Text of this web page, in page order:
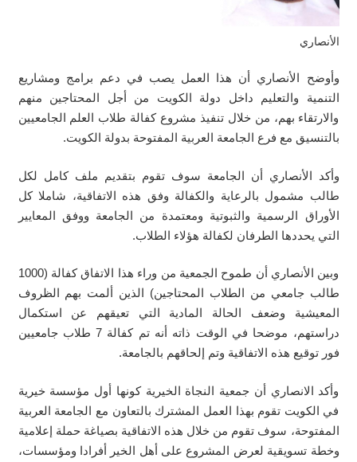
الأنصاري
وأوضح الأنصاري أن هذا العمل يصب في دعم برامج ومشاريع
التنمية والتعليم داخل دولة الكويت من أجل المحتاجين منهم
والارتقاء بهم، من خلال تنفيذ مشروع كفالة طلاب العلم الجامعيين
بالتنسيق مع فرع الجامعة العربية المفتوحة بدولة الكويت.
وأكد الأنصاري أن الجامعة سوف تقوم بتقديم ملف كامل لكل
طالب مشمول بالرعاية والكفالة وفق هذه الاتفاقية، شاملا كل
الأوراق الرسمية والثبوتية ومعتمدة من الجامعة ووفق المعايير
التي يحددها الطرفان لكفالة هؤلاء الطلاب.
وبين الأنصاري أن طموح الجمعية من وراء هذا الاتفاق كفالة (1000
طالب جامعي من الطلاب المحتاجين) الذين ألمت بهم الظروف
المعيشية وضعف الحالة المادية التي تعيقهم عن استكمال
دراستهم، موضحا في الوقت ذاته أنه تم كفالة 7 طلاب جامعيين
فور توقيع هذه الاتفاقية وتم إلحاقهم بالجامعة.
وأكد الانصاري أن جمعية النجاة الخيرية كونها أول مؤسسة خيرية
في الكويت تقوم بهذا العمل المشترك بالتعاون مع الجامعة العربية
المفتوحة، سوف تقوم من خلال هذه الاتفاقية بصياغة حملة إعلامية
وخطة تسويقية لعرض المشروع على أهل الخير أفرادا ومؤسسات،